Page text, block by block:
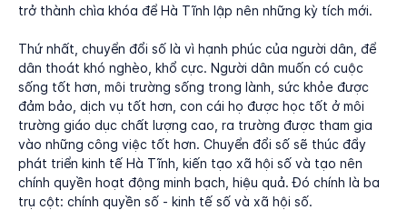
trở thành chìa khóa để Hà Tĩnh lập nên những kỳ tích mới.
Thứ nhất, chuyển đổi số là vì hạnh phúc của người dân, để
dân thoát khó nghèo, khổ cực. Người dân muốn có cuộc
sống tốt hơn, môi trường sống trong lành, sức khỏe được
đảm bảo, dịch vụ tốt hơn, con cái họ được học tốt ở môi
trường giáo dục chất lượng cao, ra trường được tham gia
vào những công việc tốt hơn. Chuyển đổi số sẽ thúc đẩy
phát triển kinh tế Hà Tĩnh, kiến tạo xã hội số và tạo nên
chính quyền hoạt động minh bạch, hiệu quả. Đó chính là ba
trụ cột: chính quyền số - kinh tế số và xã hội số.